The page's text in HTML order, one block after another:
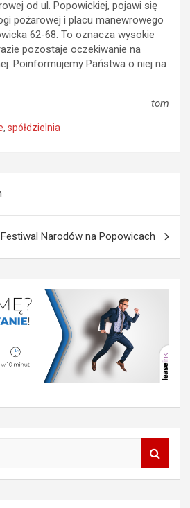
od ul. Popowickiej, pojawi się
pożarowej i placu manewrowego
62-68. To oznacza wysokie
pozostaje oczekiwanie na
Poinformujemy Państwa o niej na
tom
, spółdzielnia
Festiwal Narodów na Popowicach